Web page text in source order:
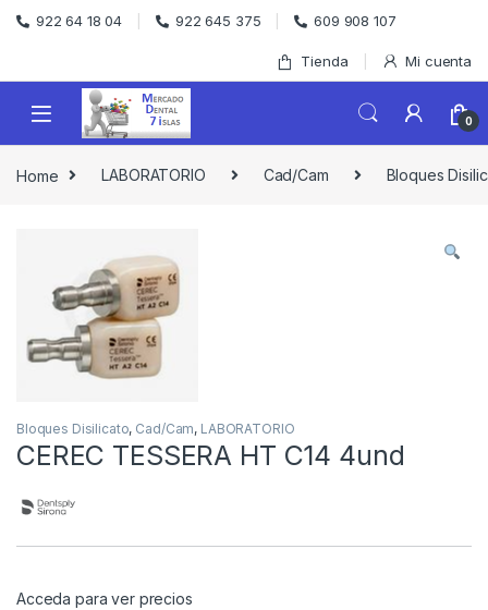
Skip to navigation
Skip to content
922 64 18 04 922 645 375 609 908 107
Tienda Mi cuenta
0
Home LABORATORIO Cad/Cam Bloques
Bloques Disilicato, Cad/Cam, LABORATORIO
CEREC TESSERA HT C14 4und
Acceda para ver precios